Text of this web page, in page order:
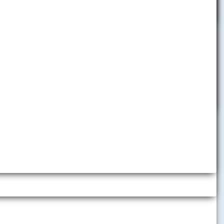
Univerzity
3. ročníka
tešiť na